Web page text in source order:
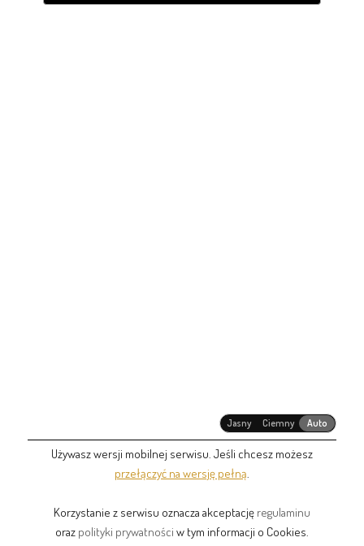
Jasny Ciemny Auto
Używasz wersji mobilnej serwisu. Jeśli chcesz możesz
przełączyć na wersję pełną
Korzystanie z serwisu oznacza akceptację regulaminu
oraz polityki prywatności w tym informacji o Cookies.